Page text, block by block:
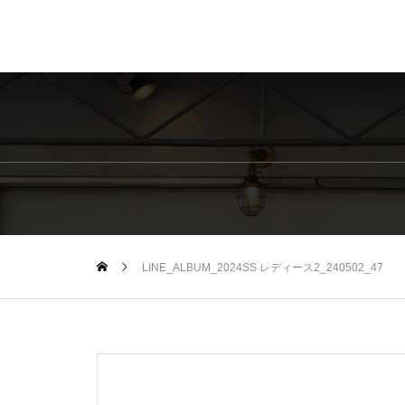
LINE_ALBUM_2024SS レディース2_240502_47